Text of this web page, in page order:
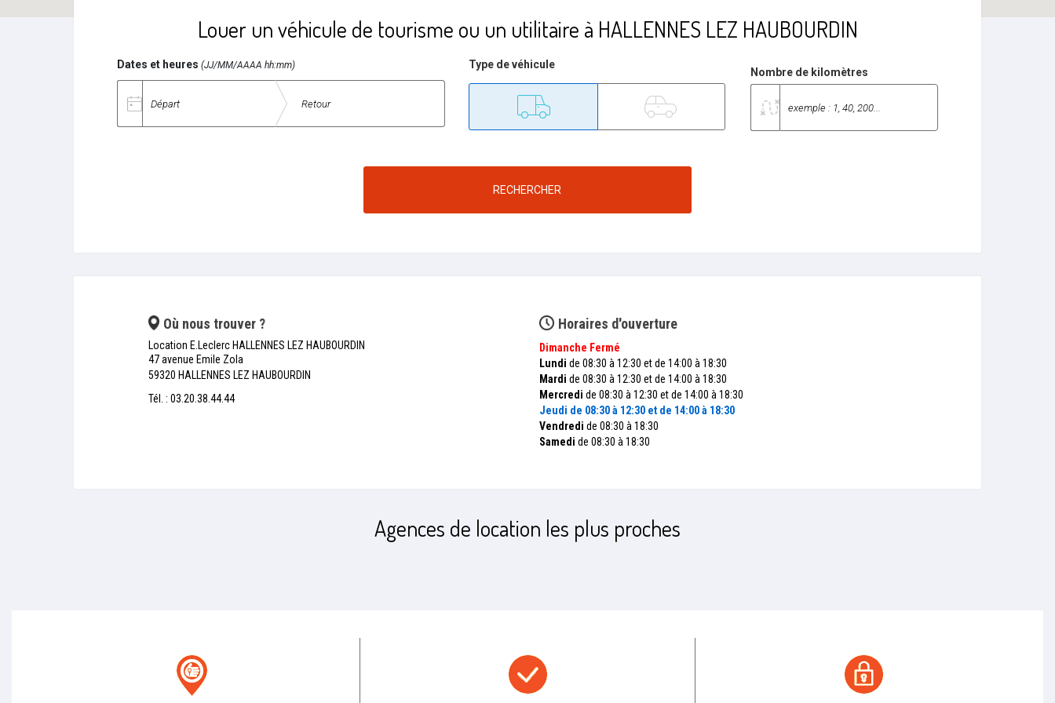
Louer un véhicule de tourisme ou un utilitaire à HALLENNES LEZ HAUBOURDIN
Dates et heures (JJ/MM/AAAA hh:mm) Type de véhicule
Nombre de kilomètres
RECHERCHER
Où nous trouver ?
Location E.Leclerc HALLENNES LEZ HAUBOURDIN
47 avenue Emile Zola
59320 HALLENNES LEZ HAUBOURDIN
Tél. : 03.20.38.44.44
Horaires d'ouverture
Dimanche Fermé
Lundi de 08:30 à 12:30 et de 14:00 à 18:30
Mardi de 08:30 à 12:30 et de 14:00 à 18:30
Mercredi de 08:30 à 12:30 et de 14:00 à 18:30
Jeudi de 08:30 à 12:30 et de 14:00 à 18:30
Vendredi de 08:30 à 18:30
Samedi de 08:30 à 18:30
Agences de location les plus proches